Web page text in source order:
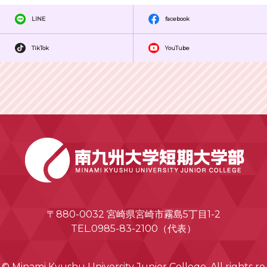
LINE facebook
TikTok YouTube
〒880-0032 宮崎県宮崎市霧島5丁目1-2
TEL.0985-83-2100（代表）